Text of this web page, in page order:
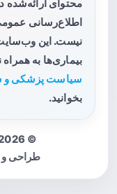
محتوای
اطلاع‌رسانی
نیست. این
بیماری‌ها به
سیاست پزشکی و
بخوانید.
© 2026 کلیه حقوق محفوظ است.
طراحی و